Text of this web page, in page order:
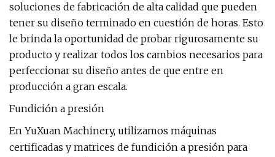
soluciones de fabricación de alta calidad que pueden
tener su diseño terminado en cuestión de horas. Esto
le brinda la oportunidad de probar rigurosamente su
producto y realizar todos los cambios necesarios para
perfeccionar su diseño antes de que entre en
producción a gran escala.
Fundición a presión
En YuXuan Machinery, utilizamos máquinas
certificadas y matrices de fundición a presión para